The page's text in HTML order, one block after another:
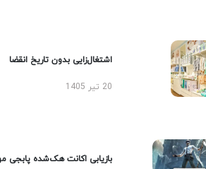
اشتغال‌زایی بدون تاریخ انقضا
20 تیر 1405
بازیابی اکانت هک‌شده پابجی